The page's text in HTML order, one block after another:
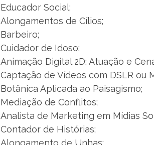
Educador Social;
Alongamentos de Cílios;
Barbeiro;
Cuidador de Idoso;
Animação Digital 2D: Atuação e
Captação de Vídeos com DSLR ou
Botânica Aplicada ao Paisagismo;
Mediação de Conflitos;
Analista de Marketing em Mídias
Contador de Histórias;
Alongamento de Unhas;